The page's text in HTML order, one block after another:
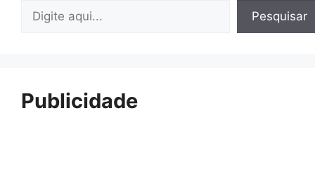
Pesquisar Pesquisar
Publicidade